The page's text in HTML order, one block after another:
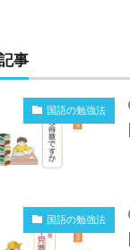
事
国語の勉強法
国語の勉強法